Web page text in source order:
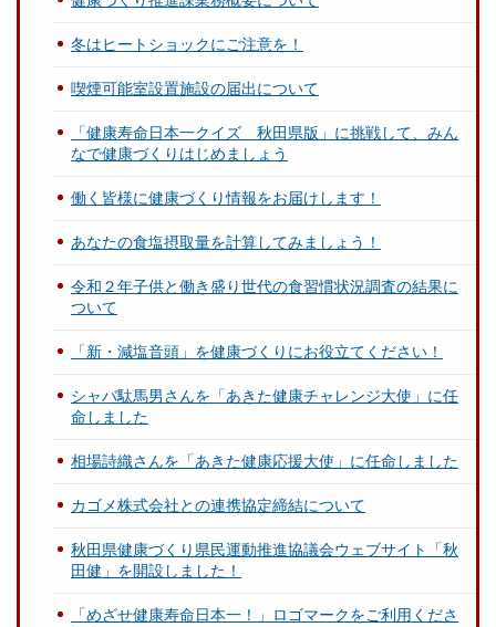
冬はヒートショックにご注意を！
喫煙可能室設置施設の届出について
「健康寿命日本一クイズ 秋田県版」に挑戦して、みん
なで健康づくりはじめましょう
働く皆様に健康づくり情報をお届けします！
あなたの食塩摂取量を計算してみましょう！
令和２年子供と働き盛り世代の食習慣状況調査の結果に
ついて
「新・減塩音頭」を健康づくりにお役立てください！
シャバ駄馬男さんを「あきた健康チャレンジ大使」に任
命しました
相場詩織さんを「あきた健康応援大使」に任命しました
カゴメ株式会社との連携協定締結について
秋田県健康づくり県民運動推進協議会ウェブサイト「秋
田健」を開設しました！
「めざせ健康寿命日本一！」ロゴマークをご利用くださ